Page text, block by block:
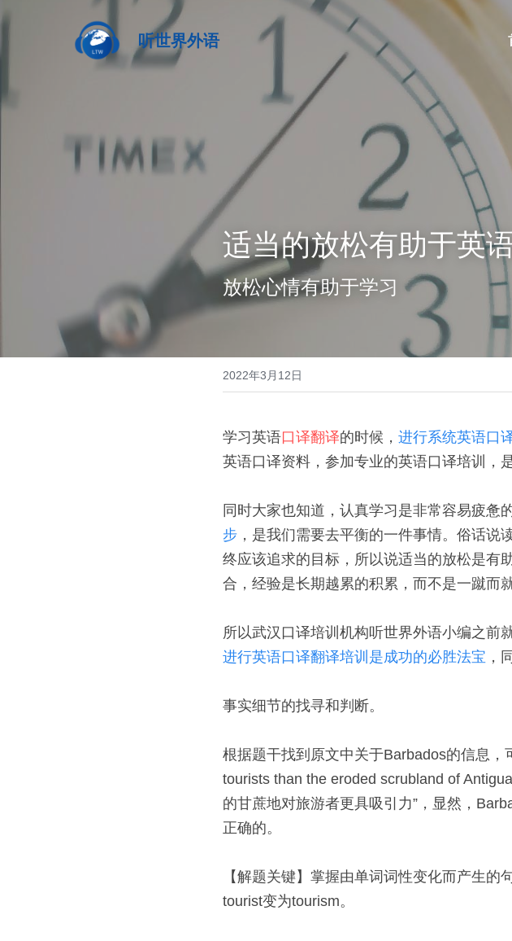
听世界外语
适当的放松有助于英
放松心情有助于学习
2022年3月12日
学习英语口译翻译的时候， 进行系统英语口
英语口译资料，参加专业的英语口译培训，
同时大家也知道，认真学习是非常容易疲惫
步 ，是我们需要去平衡的一件事情。俗话
终应该追求的目标，所以说适当的放松是有
合，经验是长期越累的积累，而不是一蹴而
所以武汉口译培训机构听世界外语小编之前
进行英语口译翻译培训是成功的必胜法宝 ，
事实细节的找寻和判断。
根据题干找到原文中关于Barbados的信息
tourists than the eroded scrubland of
的甘蔗地对旅游者更具吸引力”，显然，
正确的。
【解题关键】掌握由单词词性变化而产生的
tourist变为tourism。